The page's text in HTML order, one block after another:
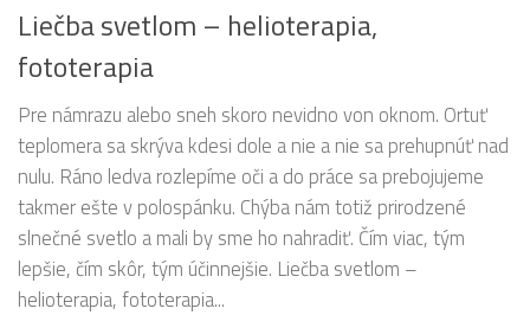
Liečba svetlom – helioterapia,
fototerapia
Pre námrazu alebo sneh skoro nevidno von oknom. Ortuť
teplomera sa skrýva kdesi dole a nie a nie sa prehupnúť nad
nulu. Ráno ledva rozlepíme oči a do práce sa prebojujeme
takmer ešte v polospánku. Chýba nám totiž prirodzené
slnečné svetlo a mali by sme ho nahradiť. Čím viac, tým
lepšie, čím skôr, tým účinnejšie. Liečba svetlom –
helioterapia, fototerapia...